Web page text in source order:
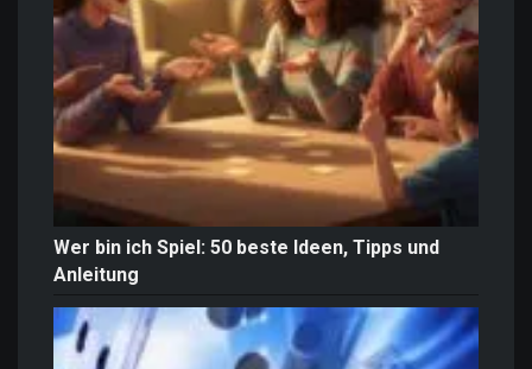
Wer bin ich Spiel: 50 beste Ideen, Tipps und
Anleitung